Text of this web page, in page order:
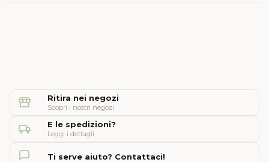
Ritira nei negozi
Scopri i nostri negozi
E le spedizioni?
Leggi i dettagli
Ti serve aiuto? Contattaci!